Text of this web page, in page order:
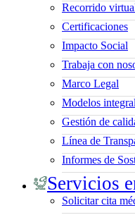
Recorrido
Certificaciones
Impacto Social
Trabaja con
Marco Legal
Modelos
Gestión de
Línea de
Informes de
Servicios
Solicitar cita